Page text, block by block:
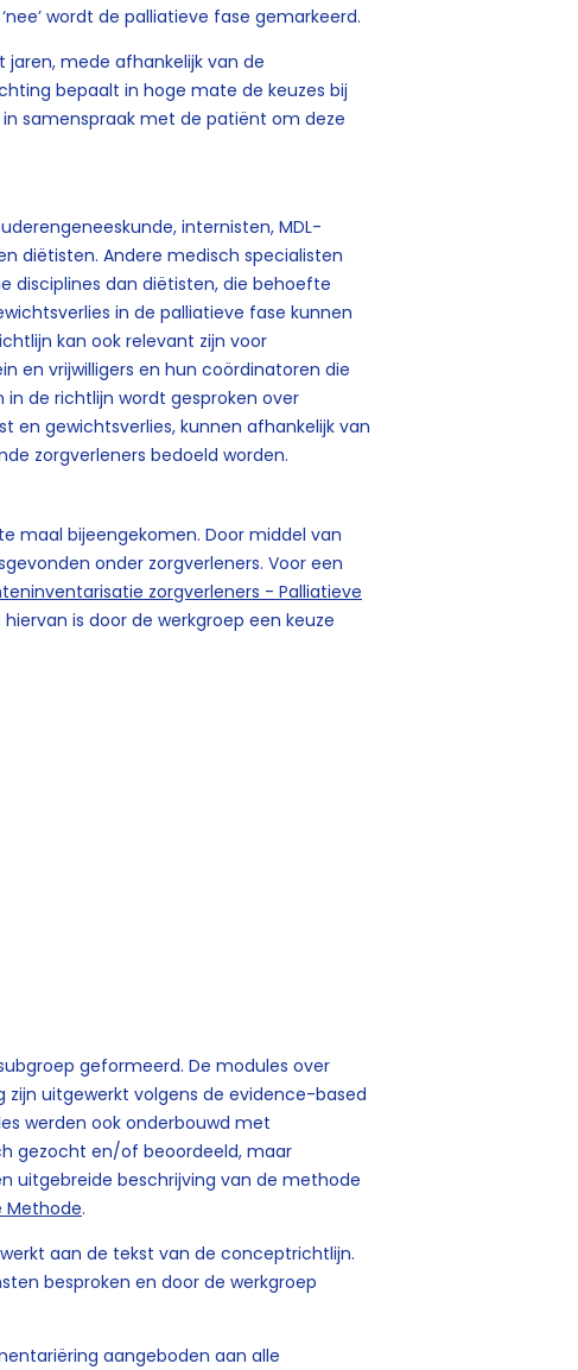
wordt de palliatieve fase gemarkeerd.
mede afhankelijk van de
bepaalt in hoge mate de keuzes bij
samenspraak met de patiënt om deze
internisten, MDL-
diëtisten. Andere medisch specialisten
disciplines dan diëtisten, die behoefte
in de palliatieve fase kunnen
kan ook relevant zijn voor
en vrijwilligers en hun coördinatoren die
de richtlijn wordt gesproken over
en gewichtsverlies, kunnen afhankelijk van
zorgverleners bedoeld worden.
maal bijeengekomen. Door middel van
onder zorgverleners. Voor een
zorgverleners - Palliatieve
hiervan is door de werkgroep een keuze
geformeerd. De modules over
uitgewerkt volgens de evidence-based
werden ook onderbouwd met
gezocht en/of beoordeeld, maar
uitgebreide beschrijving van de methode
Methode.
aan de tekst van de conceptrichtlijn.
besproken en door de werkgroep
aangeboden aan alle